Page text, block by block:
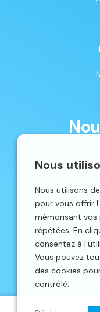
Nous
Nous utilisons
pour vous offrir
mémorisant vos
répétées. En
consentez à
Vous pouvez
des cookies
contrôlé.
Avenue du
©2026 Schêne.
Politique des